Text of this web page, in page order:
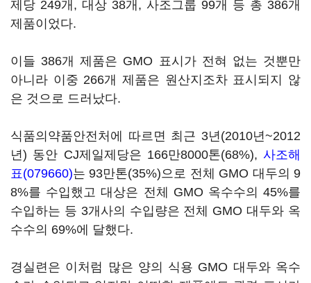
제당 249개, 대상 38개, 사조그룹 99개 등 총 386개
제품이었다.
이들 386개 제품은 GMO 표시가 전혀 없는 것뿐만
아니라 이중 266개 제품은 원산지조차 표시되지 않
은 것으로 드러났다.
식품의약품안전처에 따르면 최근 3년(2010년~2012
년) 동안 CJ제일제당은 166만8000톤(68%), 사조해
표(079660)는 93만톤(35%)으로 전체 GMO 대두의 9
8%를 수입했고 대상은 전체 GMO 옥수수의 45%를
수입하는 등 3개사의 수입량은 전체 GMO 대두와 옥
수수의 69%에 달했다.
경실련은 이처럼 많은 양의 식용 GMO 대두와 옥수